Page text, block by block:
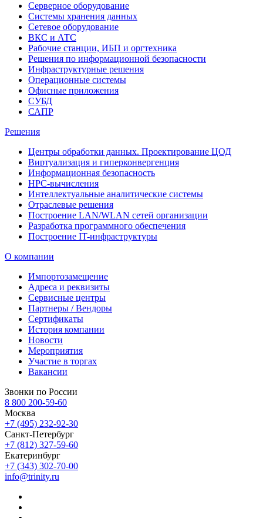
Серверное оборудование
Системы хранения данных
Сетевое оборудование
ВКС и АТС
Рабочие станции, ИБП и оргтехника
Решения по информационной безопасности
Инфраструктурные решения
Операционные системы
Офисные приложения
СУБД
САПР
Решения
Центры обработки данных. Проектирование ЦОД
Виртуализация и гиперконвергенция
Информационная безопасность
HPC-вычисления
Интеллектуальные аналитические системы
Отраслевые решения
Построение LAN/WLAN сетей организации
Разработка программного обеспечения
Построение IT-инфраструктуры
О компании
Импортозамещение
Адреса и реквизиты
Сервисные центры
Партнеры / Вендоры
Сертификаты
История компании
Новости
Мероприятия
Участие в торгах
Вакансии
Звонки по России
8 800 200-59-60
Москва
+7 (495) 232-92-30
Санкт-Петербург
+7 (812) 327-59-60
Екатеринбург
+7 (343) 302-70-00
info@trinity.ru